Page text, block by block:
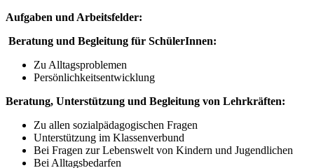
Aufgaben und Arbeitsfelder:
Beratung und Begleitung für SchülerInnen:
Zu Alltagsproblemen
Persönlichkeitsentwicklung
Beratung, Unterstützung und Begleitung von Lehrkräften:
Zu allen sozialpädagogischen Fragen
Unterstützung im Klassenverbund
Bei Fragen zur Lebenswelt von Kindern und Jugendlichen
Bei Alltagsbedarfen